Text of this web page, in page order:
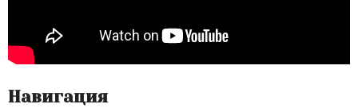
Навигация